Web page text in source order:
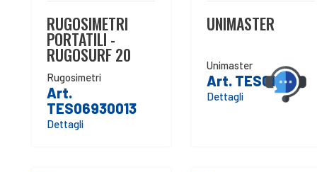
RUGOSIMETRI
PORTATILI -
RUGOSURF 20
Rugosimetri
Art.
TES06930013
Dettagli
UNIMASTER
Unimaster
Art. TES0111
Dettagli